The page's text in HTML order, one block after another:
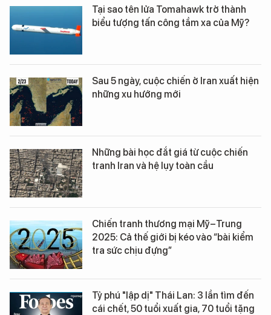
Tại sao tên lửa Tomahawk trở thành
biểu tượng tấn công tầm xa của Mỹ?
Sau 5 ngày, cuộc chiến ở Iran xuất hiện
những xu hướng mới
Những bài học đắt giá từ cuộc chiến
tranh Iran và hệ lụy toàn cầu
Chiến tranh thương mại Mỹ–Trung
2025: Cả thế giới bị kéo vào “bài kiểm
tra sức chịu đựng”
Tỷ phú "lập dị" Thái Lan: 3 lần tìm đến
cái chết, 50 tuổi xuất gia, 70 tuổi tặng